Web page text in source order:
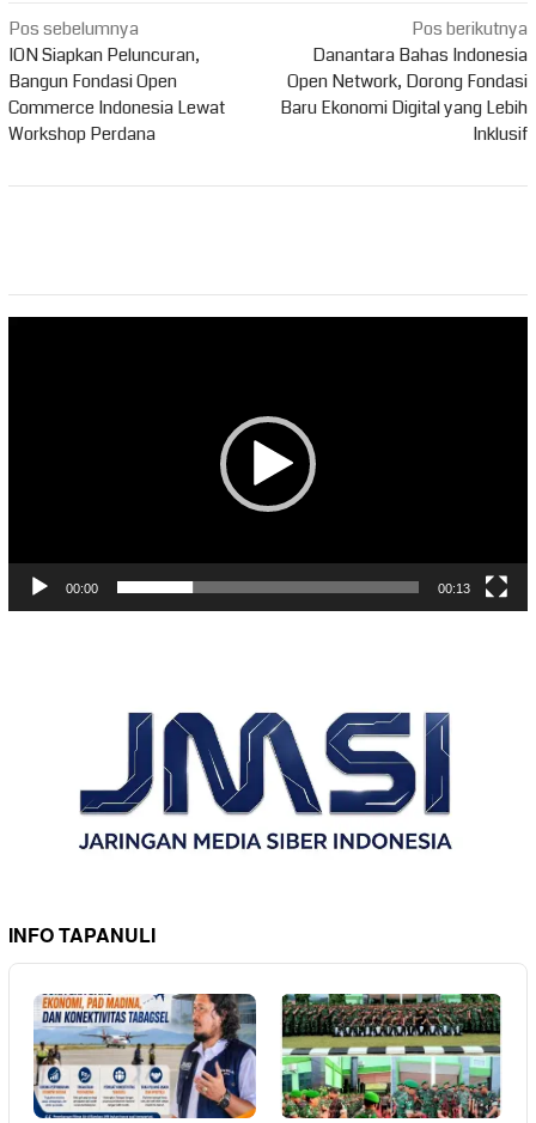
Navigasi
pos
Pos sebelumnya
ION Siapkan Peluncuran,
Bangun Fondasi Open
Commerce Indonesia Lewat
Workshop Perdana
Pos berikutnya
Danantara Bahas Indonesia
Open Network, Dorong Fondasi
Baru Ekonomi Digital yang Lebih
Inklusif
00:00 00:13
INFO TAPANULI